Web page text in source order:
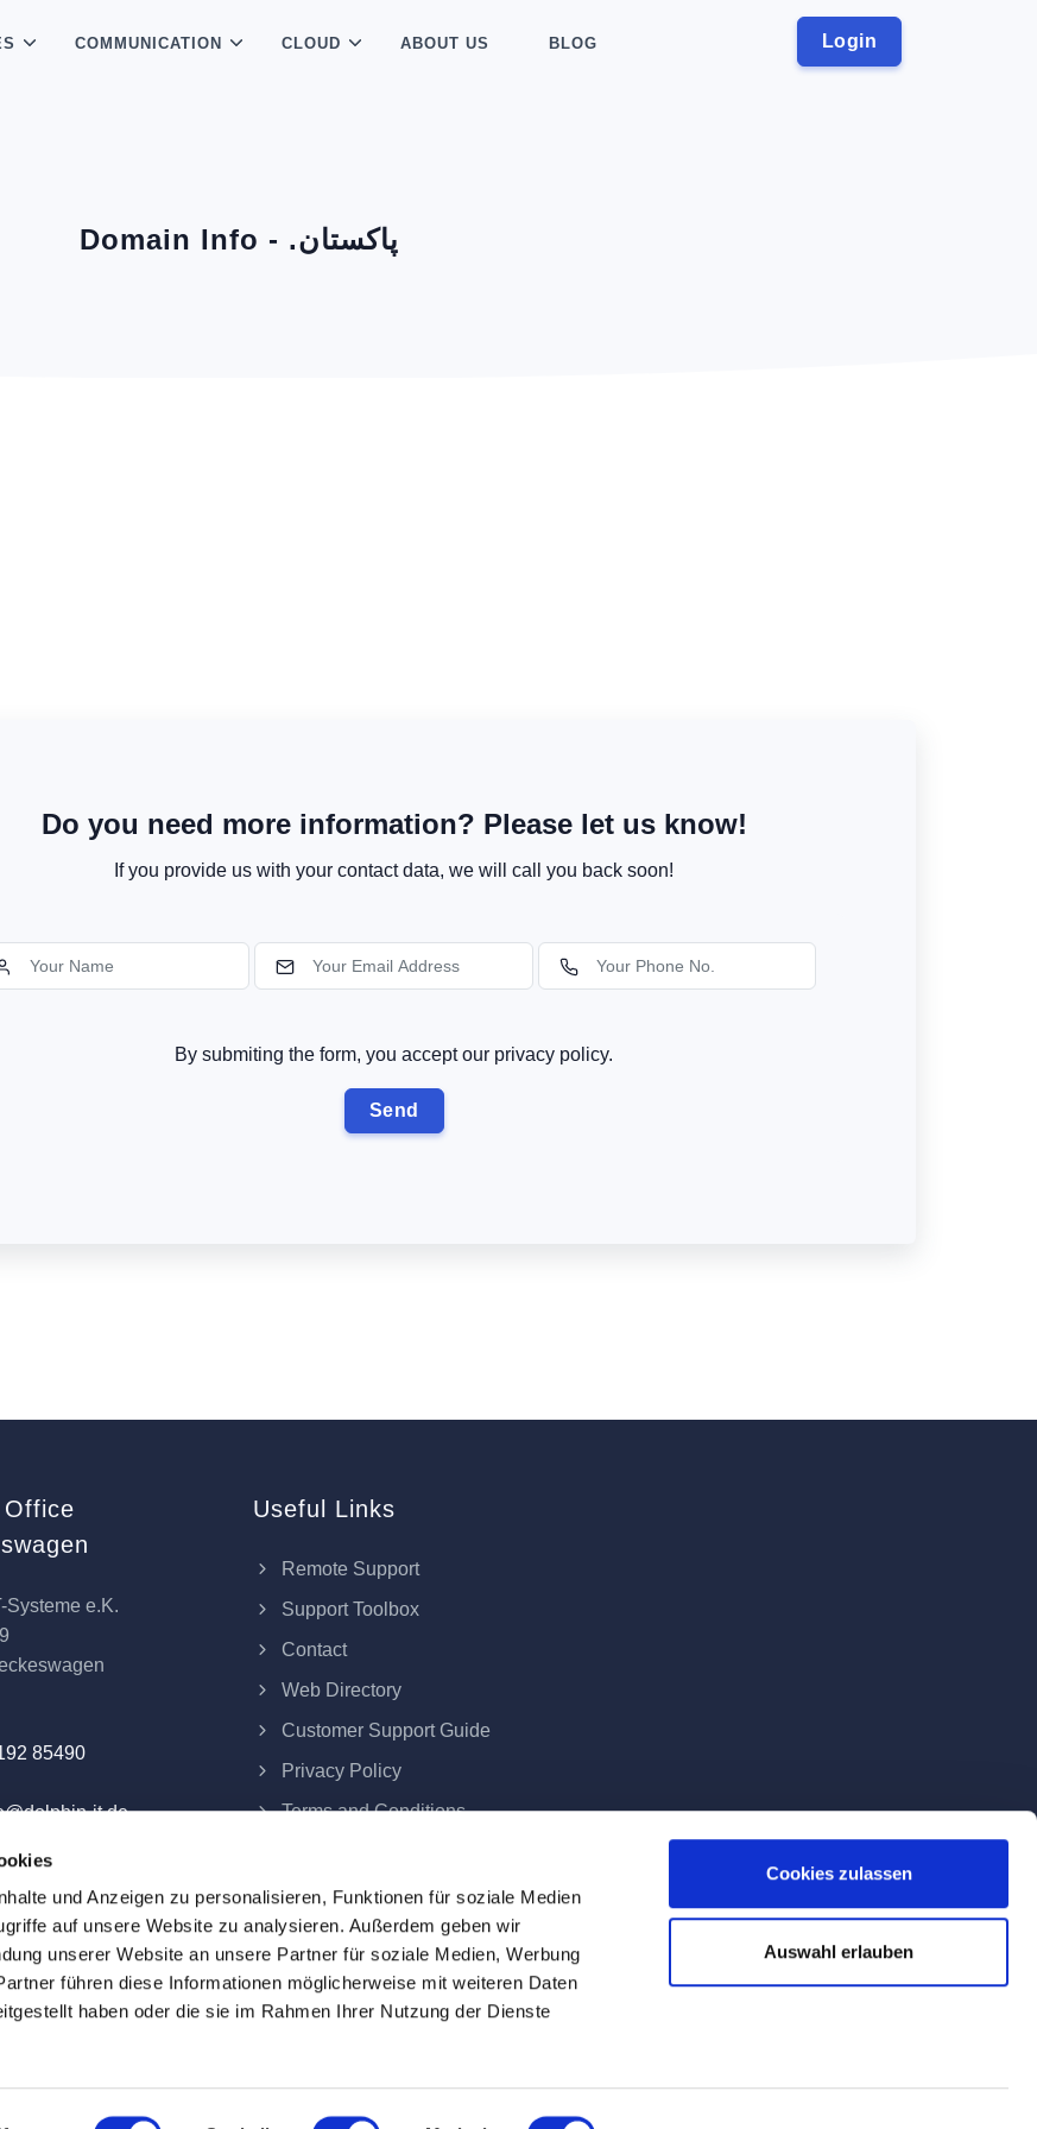
und Anzeigen zu personalisieren, Funktionen für soziale Medien
auf unsere Website zu analysieren. Außerdem geben wir
unserer Website an unsere Partner für soziale Medien, Werbung
führen diese Informationen möglicherweise mit weiteren Daten
haben oder die sie im Rahmen Ihrer Nutzung der Dienste
Cookies zulassen
Auswahl erlauben
Login
COMMUNICATION CLOUD ABOUT US BLOG
Domain Info - .پاكستان
Do you need more information? Please let us know!
If you provide us with your contact data, we will call you back soon!
By submiting the form, you accept our privacy policy.
Systeme e.K.
85490
it.de
Useful Links
Remote Support
Support Toolbox
Contact
Web Directory
Customer Support Guide
Privacy Policy
Terms and Conditions
Contract Termination